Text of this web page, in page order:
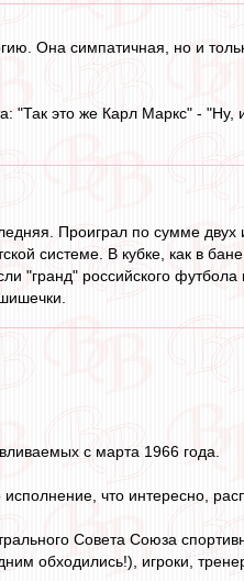
Она симпатичная, но и
"Так это же Карл Маркс" -
Проиграл по сумме
системе. В кубке, как в
российского футбола
с марта 1966 года.
что интересно,
Совета Союза
обходились!), игроки,